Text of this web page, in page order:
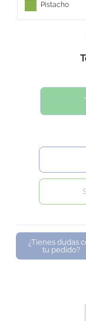
Pistacho
¿Tienes dudas
tu pedido?